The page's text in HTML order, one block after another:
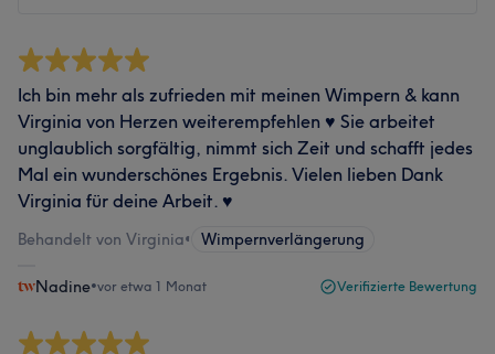
Ich bin mehr als zufrieden mit meinen Wimpern & kann
Virginia von Herzen weiterempfehlen ♥️ Sie arbeitet
unglaublich sorgfältig, nimmt sich Zeit und schafft jedes
Mal ein wunderschönes Ergebnis. Vielen lieben Dank
Virginia für deine Arbeit. ♥️
Behandelt von Virginia• Wimpernverlängerung
Nadine•vor etwa 1 Monat Verifizierte Bewertung